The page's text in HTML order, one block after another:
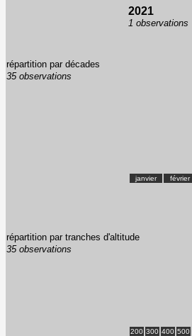
2021
1 observations
répartition par décades
35 observations
janvier février
répartition par tranches d'altitude
35 observations
200 300 400 500